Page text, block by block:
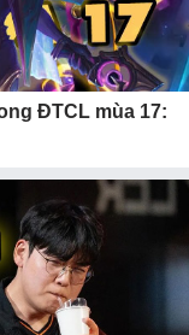
ĐTCL mùa 17: